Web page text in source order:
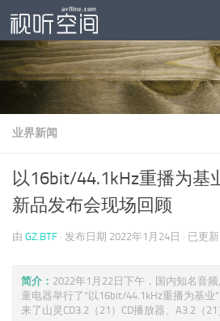
跳至内容
业界新闻
以16bit/44.1kHz重播为
新品发布会现场回顾
由 GZ.BTF · 发布日期 2022年1月24日 · 已更新
简介： 2022年1月22日下午，国内知名音
童电器举行了“以16bit/44.1kHz重播为基业
来了山灵CD3.2（21）CD播放器、A3.2（